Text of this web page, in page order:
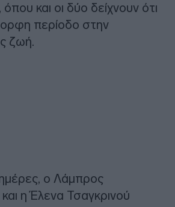
, όπου και οι δύο δείχνουν ότι
περίοδο στην
ζωή.
ο Λάμπρος
η Έλενα Τσαγκρινού